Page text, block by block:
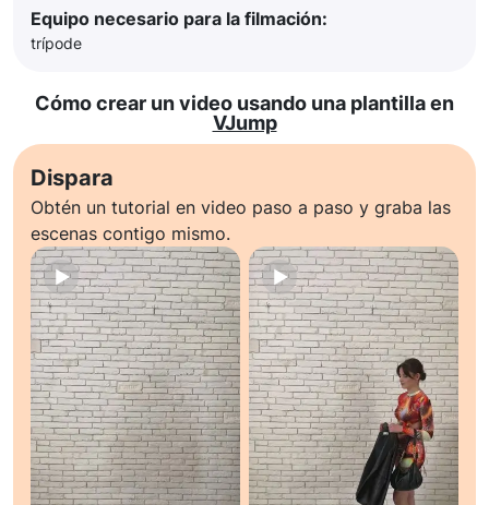
Equipo necesario para la filmación:
trípode
Cómo crear un video usando una plantilla en
VJump
Dispara
Obtén un tutorial en video paso a paso y graba las
escenas contigo mismo.